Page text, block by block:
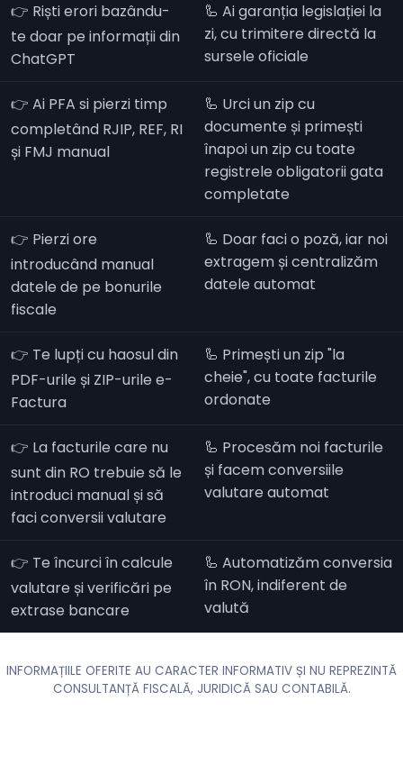
👉 Riști erori bazându-
te doar pe informații din
ChatGPT
🦾 Ai garanția legislației la
zi, cu trimitere directă la
sursele oficiale
👉 Ai PFA si pierzi timp
completând RJIP, REF, RI
și FMJ manual
🦾 Urci un zip cu
documente și primești
înapoi un zip cu toate
registrele obligatorii gata
completate
👉 Pierzi ore
introducând manual
datele de pe bonurile
fiscale
🦾 Doar faci o poză, iar noi
extragem și centralizăm
datele automat
👉 Te lupți cu haosul din
PDF-urile și ZIP-urile e-
Factura
🦾 Primești un zip "la
cheie", cu toate facturile
ordonate
👉 La facturile care nu
sunt din RO trebuie să le
introduci manual și să
faci conversii valutare
🦾 Procesăm noi facturile
și facem conversiile
valutare automat
👉 Te încurci în calcule
valutare și verificări pe
extrase bancare
🦾 Automatizăm conversia
în RON, indiferent de
valută
INFORMAȚIILE OFERITE AU CARACTER INFORMATIV ȘI NU REPREZINTĂ
CONSULTANȚĂ FISCALĂ, JURIDICĂ SAU CONTABILĂ.